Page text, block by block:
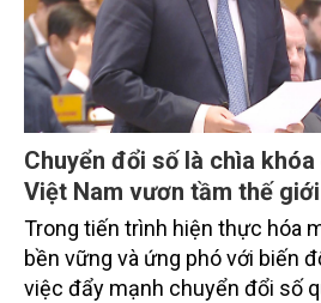
Chuyển đổi số là chìa
Việt Nam vươn tầm thế giới
Trong tiến trình hiện thực hóa
bền vững và ứng phó với biến
việc đẩy mạnh chuyển đổi số